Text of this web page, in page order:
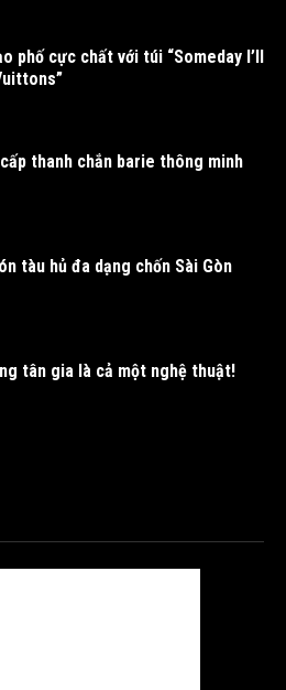
phố cực chất với túi “Someday I’ll
thanh chắn barie thông minh
tàu hủ đa dạng chốn Sài Gòn
tân gia là cả một nghệ thuật!